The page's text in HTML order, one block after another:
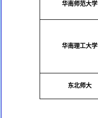
华南师范大学
华南理工大学
东北师大